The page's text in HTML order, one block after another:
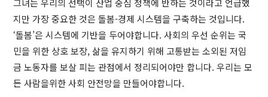
그녀는 우리의 선택이 산업 중심 정책에 반하는 것이라고 언급했
지만 가장 중요한 것은 돌봄-경제 시스템을 구축하는 것입니다.
‘돌봄’은 시스템에 기반을 두어야합니다. 사회의 우선 순위는 국
민을 위한 상호 보장, 삶을 유지하기 위해 고통받는 소외된 저임
금 노동자를 보살 피는 관점에서 정리되어야만 합니다. 우리는 모
든 사람을위한 사회 안전망을 만들어야합니다.